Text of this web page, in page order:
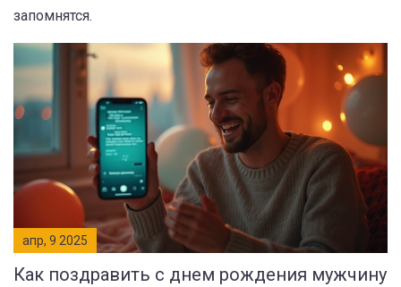
запомнятся.
апр, 9 2025
Как поздравить с днем рождения мужчину